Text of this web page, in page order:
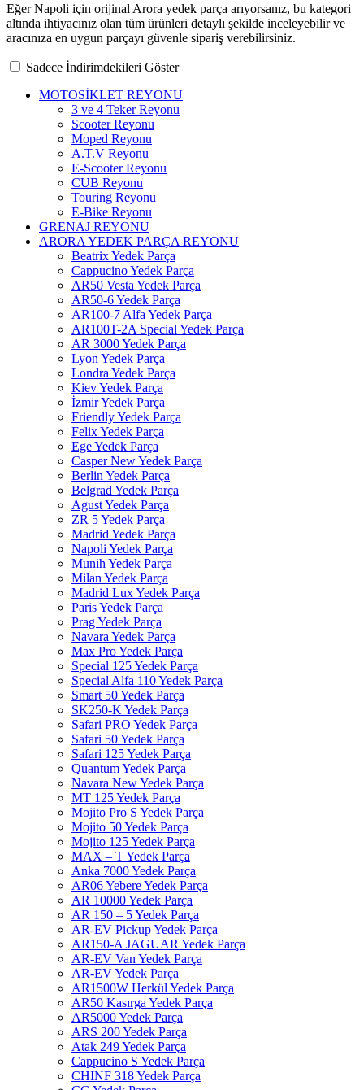
Eğer Napoli için orijinal Arora yedek parça arıyorsanız, bu kategori
altında ihtiyacınız olan tüm ürünleri detaylı şekilde inceleyebilir ve
aracınıza en uygun parçayı güvenle sipariş verebilirsiniz.
Sadece İndirimdekileri Göster
MOTOSİKLET REYONU
3 ve 4 Teker Reyonu
Scooter Reyonu
Moped Reyonu
A.T.V Reyonu
E-Scooter Reyonu
CUB Reyonu
Touring Reyonu
E-Bike Reyonu
GRENAJ REYONU
ARORA YEDEK PARÇA REYONU
Beatrix Yedek Parça
Cappucino Yedek Parça
AR50 Vesta Yedek Parça
AR50-6 Yedek Parça
AR100-7 Alfa Yedek Parça
AR100T-2A Special Yedek Parça
AR 3000 Yedek Parça
Lyon Yedek Parça
Londra Yedek Parça
Kiev Yedek Parça
İzmir Yedek Parça
Friendly Yedek Parça
Felix Yedek Parça
Ege Yedek Parça
Casper New Yedek Parça
Berlin Yedek Parça
Belgrad Yedek Parça
Agust Yedek Parça
ZR 5 Yedek Parça
Madrid Yedek Parça
Napoli Yedek Parça
Munih Yedek Parça
Milan Yedek Parça
Madrid Lux Yedek Parça
Paris Yedek Parça
Prag Yedek Parça
Navara Yedek Parça
Max Pro Yedek Parça
Special 125 Yedek Parça
Special Alfa 110 Yedek Parça
Smart 50 Yedek Parça
SK250-K Yedek Parça
Safari PRO Yedek Parça
Safari 50 Yedek Parça
Safari 125 Yedek Parça
Quantum Yedek Parça
Navara New Yedek Parça
MT 125 Yedek Parça
Mojito Pro S Yedek Parça
Mojito 50 Yedek Parça
Mojito 125 Yedek Parça
MAX – T Yedek Parça
Anka 7000 Yedek Parça
AR06 Yebere Yedek Parça
AR 10000 Yedek Parça
AR 150 – 5 Yedek Parça
AR-EV Pickup Yedek Parça
AR150-A JAGUAR Yedek Parça
AR-EV Van Yedek Parça
AR-EV Yedek Parça
AR1500W Herkül Yedek Parça
AR50 Kasırga Yedek Parça
AR5000 Yedek Parça
ARS 200 Yedek Parça
Atak 249 Yedek Parça
Cappucino S Yedek Parça
CHINF 318 Yedek Parça